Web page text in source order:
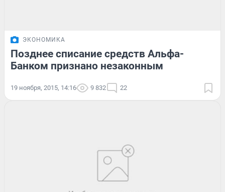
ЭКОНОМИКА
Позднее списание средств Альфа-
Банком признано незаконным
19 ноября, 2015, 14:16 9 832 22